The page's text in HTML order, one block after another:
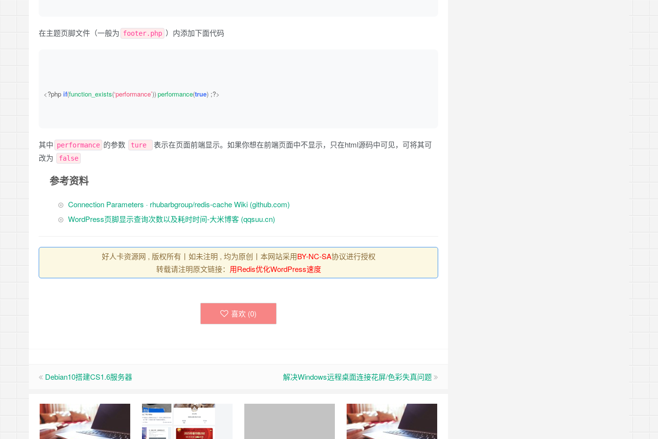
        echo $visible ? $stat
:“<!– {$stat} –>”
在主题页脚文件（一般为 footer.php ）内添加下面代码
<?php if(function_exists(‘performance’))performance(true) ;?>
其中 performance 的参数 ture
表示在页面前端显示。如果你想在前端页面中不显示，只在html源码中可见，可将其可
改为
false
参考资料
Connection Parameters · rhubarbgroup/redis-cache Wiki (github.com)
WordPress页脚显示查询次数以及耗时时间-大米博客 (qqsuu.cn)
好人卡资源网 , 版权所有丨如未注明 , 均为原创丨本网站采用BY-NC-SA协议进行授权
转载请注明原文链接： 用Redis优化WordPress速度
喜欢 (0)
Debian10搭建CS1.6服务器 解决Windows远程桌面连接花屏/色彩失真问题